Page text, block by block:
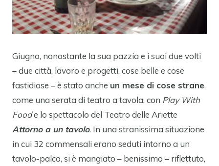
Giugno, nonostante la sua pazzia e i suoi due volti
– due città, lavoro e progetti, cose belle e cose
fastidiose – è stato anche un mese di cose strane,
come una serata di teatro a tavola, con Play With
Foode lo spettacolo del Teatro delle Ariette
Attorno a un tavolo. In una stranissima situazione
in cui 32 commensali erano seduti intorno a un
tavolo-palco, si è mangiato – benissimo – riflettuto,